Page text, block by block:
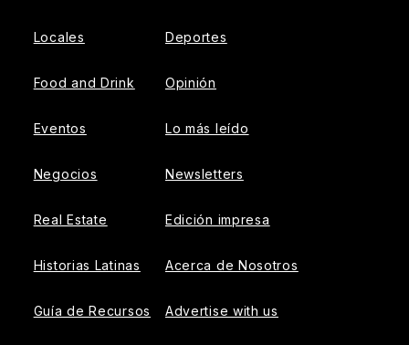
Locales
Food and Drink
Eventos
Negocios
Real Estate
Historias Latinas
Guía de Recursos
Deportes
Opinión
Lo más leído
Newsletters
Edición impresa
Acerca de Nosotros
Advertise with us